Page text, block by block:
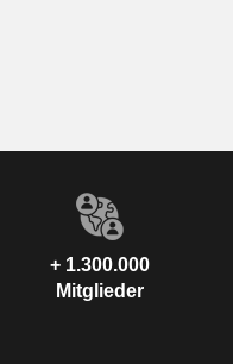
+ 1.300.000
Mitglieder